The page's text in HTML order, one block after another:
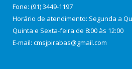
Fone: (91) 3449-1197
Horário de atendimento: Segunda a
Quinta e Sexta-feira de 8:00 às 12:00
E-mail: cmsjpirabas@gmail.com